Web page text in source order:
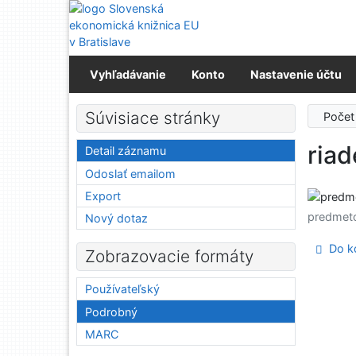
Prejsť na obsah
Prejsť na menu
Prehlásenie o webovej prístupnosti
Vyhľadávanie Konto Nastavenie účtu
Do
Súvisiace stránky
Detail záznamu
Odoslať emailom
Export
Nový dotaz
Zobrazovacie formáty
Používateľský
Podrobný
MARC